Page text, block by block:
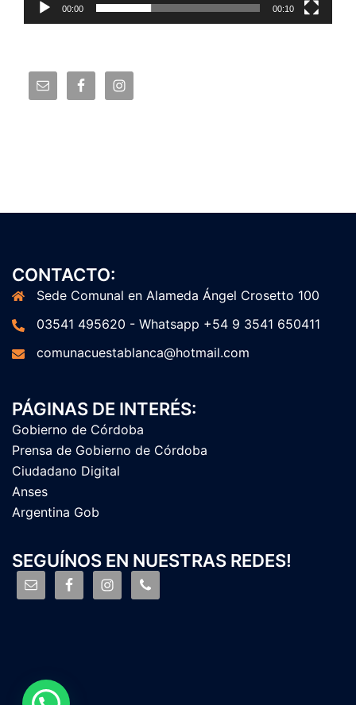
00:00 00:10
CONTACTO:
Sede Comunal en Alameda Ángel Crosetto 100
03541 495620 - Whatsapp +54 9 3541 650411
comunacuestablanca@hotmail.com
PÁGINAS DE INTERÉS:
Gobierno de Córdoba
Prensa de Gobierno de Córdoba
Ciudadano Digital
Anses
Argentina Gob
SEGUÍNOS EN NUESTRAS REDES!